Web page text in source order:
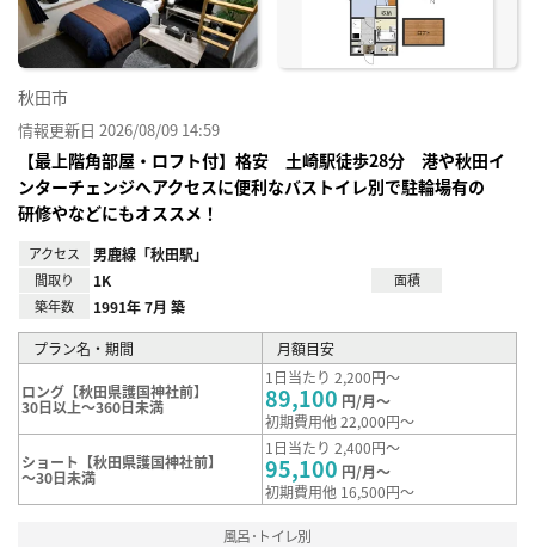
秋田市
情報更新日 2026/08/09 14:59
【最上階角部屋・ロフト付】格安 土崎駅徒歩28分 港や秋田イ
ンターチェンジへアクセスに便利なバストイレ別で駐輪場有の
研修やなどにもオススメ！
アクセス 男鹿線「秋田駅」
間取り 1K
面積
築年数
1991年 7月 築
プラン名・期間 月額目安
ロング【秋田県護国神社前】
30日以上～360日未満
1日当たり 2,200円～
89,100 円/月～
初期費用他 22,000円～
ショート【秋田県護国神社前】
～30日未満
1日当たり 2,400円～
95,100 円/月～
初期費用他 16,500円～
風呂･トイレ別